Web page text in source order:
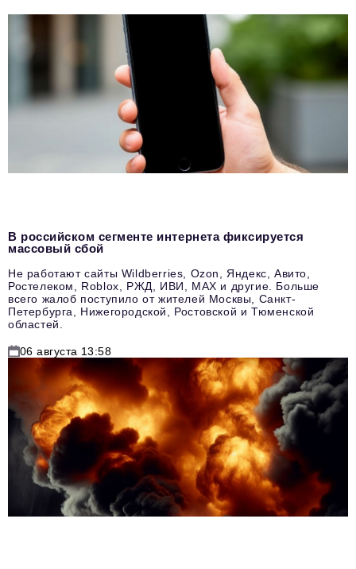
В российском сегменте интернета фиксируется
массовый сбой
Не работают сайты Wildberries, Ozon, Яндекс, Авито,
Ростелеком, Roblox, РЖД, ИВИ, MAX и другие. Больше
всего жалоб поступило от жителей Москвы, Санкт-
Петербурга, Нижегородской, Ростовской и Тюменской
областей.
06 августа 13:58